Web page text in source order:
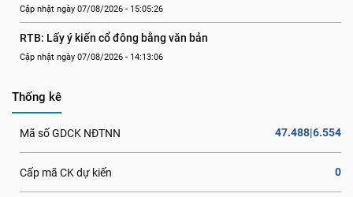
Cập nhật ngày 07/08/2026 - 15:05:26
RTB: Lấy ý kiến cổ đông bằng văn bản
Cập nhật ngày 07/08/2026 - 14:13:06
Thống kê
Mã số GDCK NĐTNN 47.488|6.554
Cấp mã CK dự kiến 0